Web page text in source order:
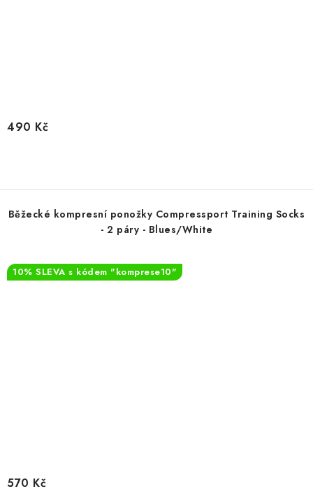
490 Kč
Běžecké kompresní ponožky Compressport Training Socks
- 2 páry - Blues/White
10% SLEVA s kódem "komprese10"
570 Kč